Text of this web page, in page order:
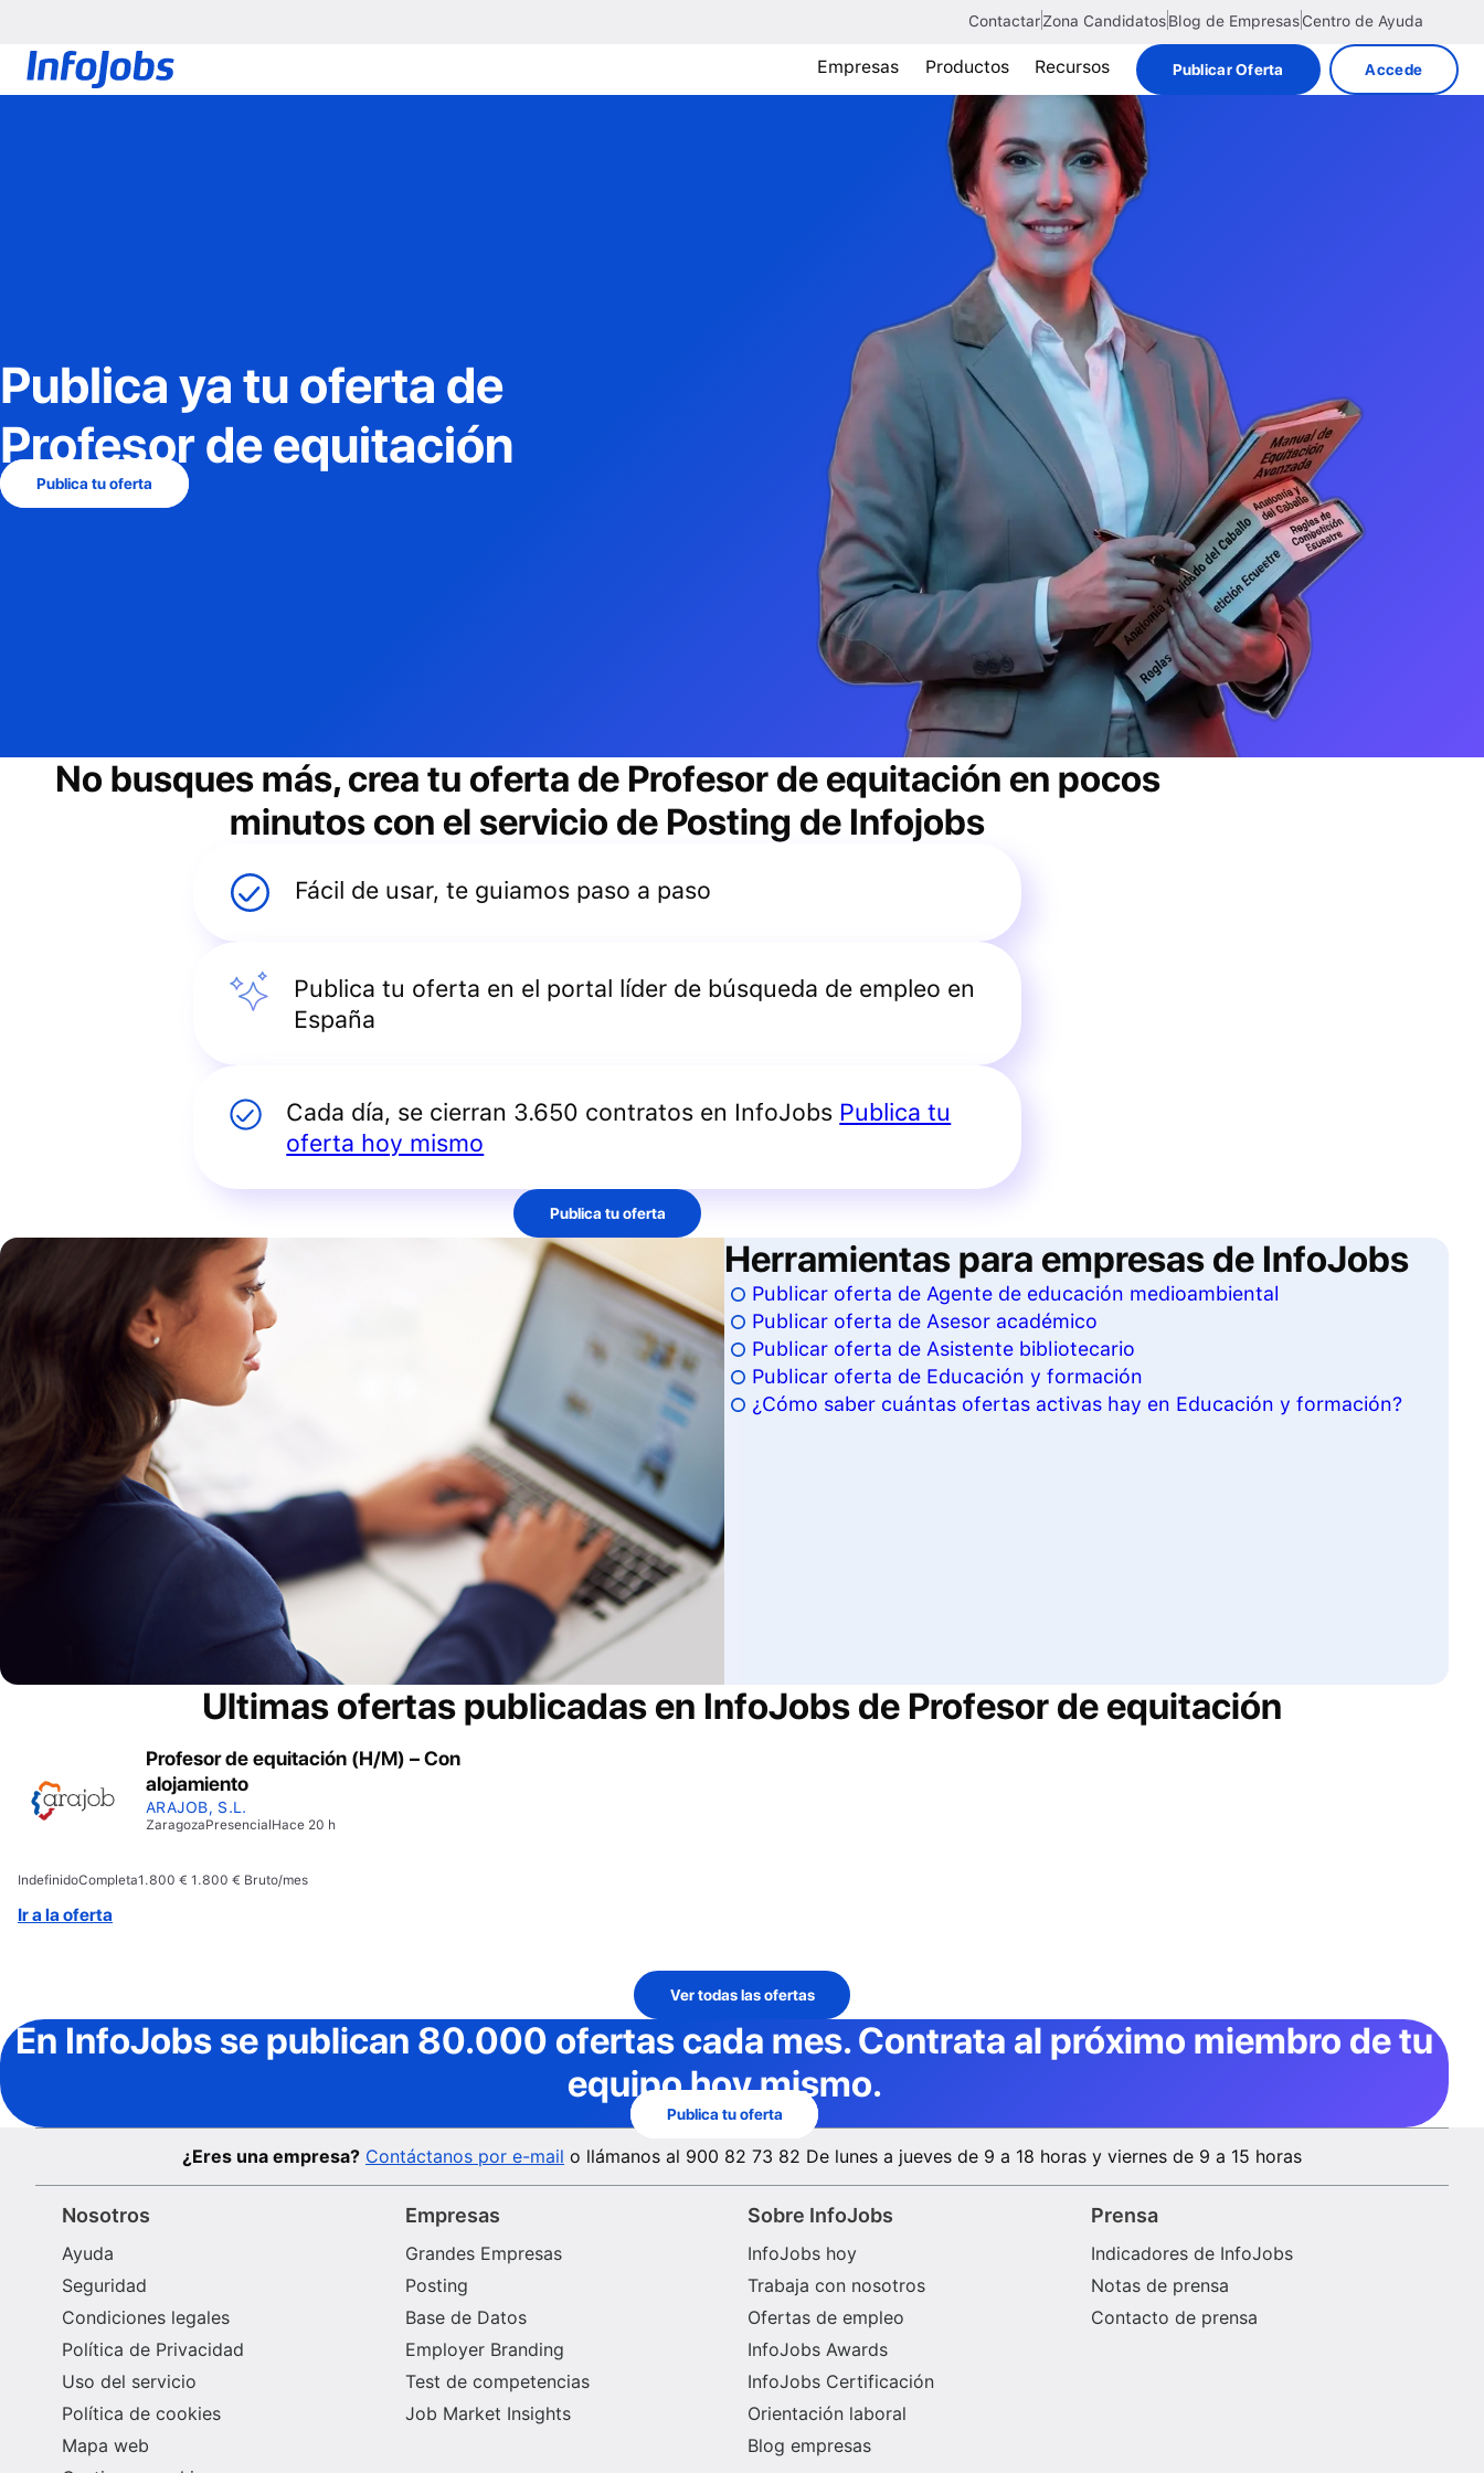
ContactarZona CandidatosBlog de EmpresasCentro de Ayuda
Empresas Productos Recursos Publicar Oferta Accede
Publica ya tu oferta de
Profesor de equitación
Publica tu oferta
No busques más, crea tu oferta de Profesor de equitación en pocos
minutos con el servicio de Posting de Infojobs
Fácil de usar, te guiamos paso a paso
Publica tu oferta en el portal líder de búsqueda de empleo en
España
Cada día, se cierran 3.650 contratos en InfoJobs Publica tu
oferta hoy mismo
Publica tu oferta
Herramientas para empresas de InfoJobs
Publicar oferta de Agente de educación medioambiental
Publicar oferta de Asesor académico
Publicar oferta de Asistente bibliotecario
Publicar oferta de Educación y formación
¿Cómo saber cuántas ofertas activas hay en Educación y formación?
Ultimas ofertas publicadas en InfoJobs de Profesor de equitación
Profesor de equitación (H/M) – Con
alojamiento
ARAJOB, S.L.
ZaragozaPresencialHace 20 h
IndefinidoCompleta1.800 € 1.800 € Bruto/mes
Ir a la oferta
Ver todas las ofertas
En InfoJobs se publican 80.000 ofertas cada mes. Contrata al próximo miembro de tu
equipo hoy mismo.
Publica tu oferta
¿Eres una empresa? Contáctanos por e-mail o llámanos al 900 82 73 82 De lunes a jueves de 9 a 18 horas y viernes de 9 a 15 horas
Nosotros
Ayuda
Seguridad
Condiciones legales
Política de Privacidad
Uso del servicio
Política de cookies
Mapa web
Empresas
Grandes Empresas
Posting
Base de Datos
Employer Branding
Test de competencias
Job Market Insights
Sobre InfoJobs
InfoJobs hoy
Trabaja con nosotros
Ofertas de empleo
InfoJobs Awards
InfoJobs Certificación
Orientación laboral
Blog empresas
Prensa
Indicadores de InfoJobs
Notas de prensa
Contacto de prensa